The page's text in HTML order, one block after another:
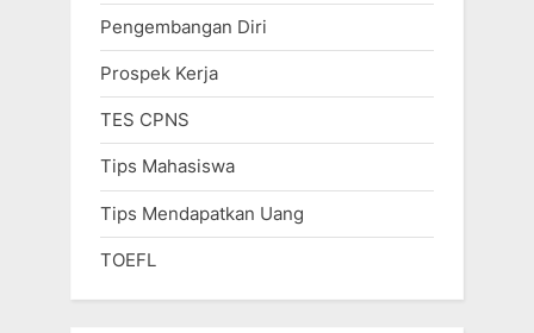
Pengembangan Diri
Prospek Kerja
TES CPNS
Tips Mahasiswa
Tips Mendapatkan Uang
TOEFL